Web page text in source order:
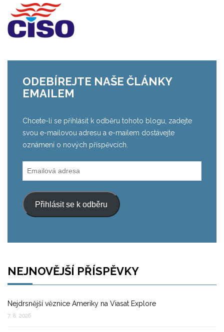
ODEBÍREJTE NAŠE ČLÁNKY
EMAILEM
Chcete-li se přihlásit k odběru tohoto blogu, zadejte
svou e-mailovou adresu a e-mailem dostávejte
oznámení o nových příspěvcích.
Emailová
adresa
Přihlásit se k odběru
NEJNOVĚJŠÍ PŘÍSPĚVKY
Nejdrsnější věznice Ameriky na Viasat Explore
7. 8. 2026